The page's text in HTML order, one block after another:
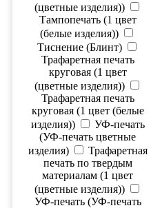
(цветные изделия))
Тампопечать (1 цвет
(белые изделия))
Тиснение (Блинт)
Трафаретная печать
круговая (1 цвет
(цветные изделия))
Трафаретная печать
круговая (1 цвет (белые
изделия))
УФ-печать
(УФ-печать цветные
изделия)
Трафаретная
печать по твердым
материалам (1 цвет
(цветные изделия))
УФ-печать (УФ-печать